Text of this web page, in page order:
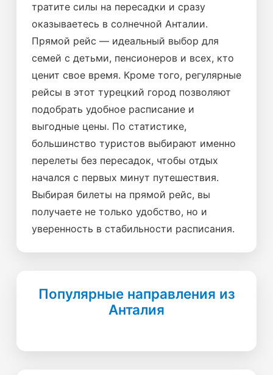
тратите силы на пересадки и сразу
оказываетесь в солнечной Анталии.
Прямой рейс — идеальный выбор для
семей с детьми, пенсионеров и всех, кто
ценит свое время. Кроме того, регулярные
рейсы в этот турецкий город позволяют
подобрать удобное расписание и
выгодные цены. По статистике,
большинство туристов выбирают именно
перелеты без пересадок, чтобы отдых
начался с первых минут путешествия.
Выбирая билеты на прямой рейс, вы
получаете не только удобство, но и
уверенность в стабильности расписания.
Популярные направления из
Анталия